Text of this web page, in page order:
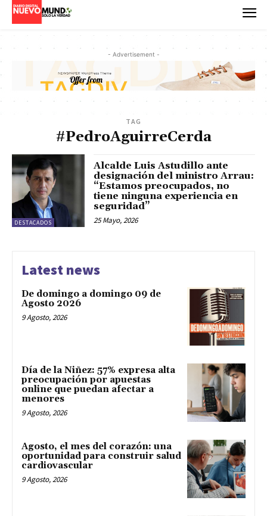
- Advertisement -
TAG
#PedroAguirreCerda
DESTACADOS
Alcalde Luis Astudillo ante
designación del ministro Arrau:
“Estamos preocupados, no
tiene ninguna experiencia en
seguridad”
25 Mayo, 2026
Latest news
De domingo a domingo 09 de
Agosto 2026
9 Agosto, 2026
Día de la Niñez: 57% expresa alta
preocupación por apuestas
online que puedan afectar a
menores
9 Agosto, 2026
Agosto, el mes del corazón: una
oportunidad para construir salud
cardiovascular
9 Agosto, 2026